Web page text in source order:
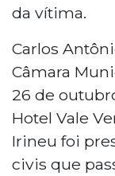
da vítima.
Carlos
Câmara
26 de
Hotel Vale
Irineu foi
civis que